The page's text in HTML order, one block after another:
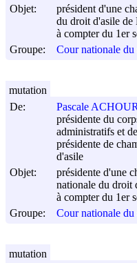
Objet:
président d'une
du droit d'asile de
à compter du 1er
Groupe:
Cour nationale
De:
Pascale ACHOUR
présidente du
administratifs et
présidente de
d'asile
Objet:
présidente d'une
nationale du droit
à compter du 1er
Groupe:
Cour nationale
mutation
mutation